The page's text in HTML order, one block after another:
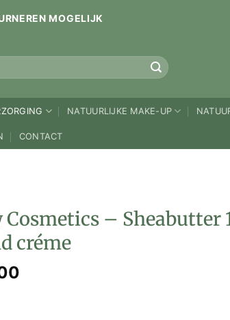
MOGELIJK
NATUURLIJKE MAKE-UP
CONTACT
Cosmetics – Sheabutter
créme